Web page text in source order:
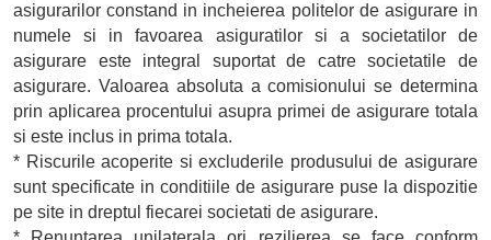
asigurarilor constand in incheierea politelor de asigurare in
numele si in favoarea asiguratilor si a societatilor de
asigurare este integral suportat de catre societatile de
asigurare. Valoarea absoluta a comisionului se determina
prin aplicarea procentului asupra primei de asigurare totala
si este inclus in prima totala.
* Riscurile acoperite si excluderile produsului de asigurare
sunt specificate in conditiile de asigurare puse la dispozitie
pe site in dreptul fiecarei societati de asigurare.